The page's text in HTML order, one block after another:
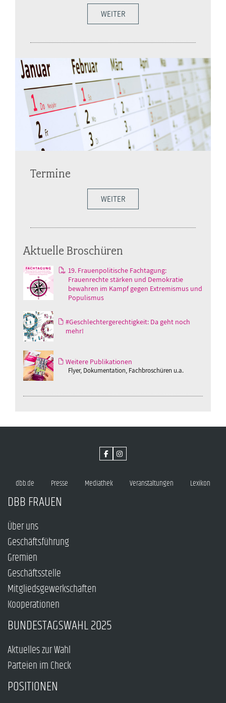
WEITER
Termine
WEITER
Aktuelle Broschüren
19. Frauenpolitische Fachtagung:
Frauenrechte stärken und Demokratie
bewahren im Kampf gegen Extremismus und
Populismus
#Geschlechtergerechtigkeit: Da geht noch
mehr!
Weitere Publikationen
Flyer, Dokumentation, Fachbroschüren u.a.
dbb.de Presse Mediathek Veranstaltungen Lexikon
DBB FRAUEN
Über uns
Geschäftsführung
Gremien
Geschäftsstelle
Mitgliedsgewerkschaften
Kooperationen
BUNDESTAGSWAHL 2025
Aktuelles zur Wahl
Parteien im Check
POSITIONEN